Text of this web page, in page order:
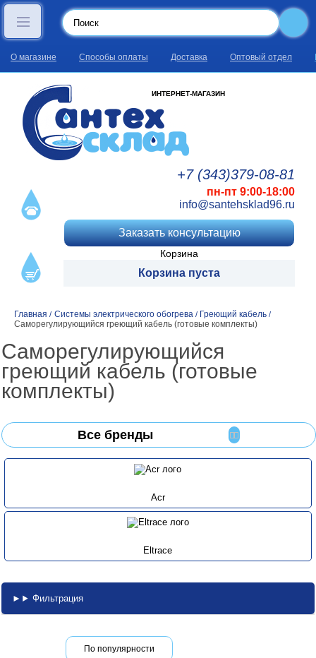
О магазине Способы оплаты Доставка Оптовый отдел
ИНТЕРНЕТ-МАГАЗИН
+7 (343)379-08-81
пн-пт 9:00-18:00
info@santehsklad96.ru
Заказать консультацию
Корзина
Корзина пуста
Главная / Системы электрического обогрева / Греющий кабель /
Саморегулирующийся греющий кабель (готовые комплекты)
Саморегулирующийся
греющий кабель (готовые
комплекты)
Все бренды
Acr
Eltrace
Фильтрация
По популярности